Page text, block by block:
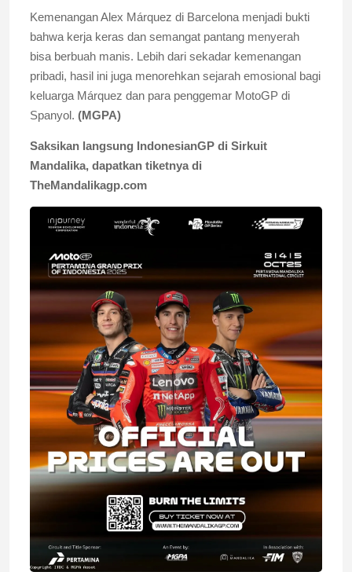
Kemenangan Alex Márquez di Barcelona menjadi bukti
bahwa kerja keras dan semangat pantang menyerah
bisa berbuah manis. Lebih dari sekadar kemenangan
pribadi, hasil ini juga menorehkan sejarah emosional bagi
keluarga Márquez dan para penggemar MotoGP di
Spanyol. (MGPA)
Saksikan langsung IndonesianGP di Sirkuit
Mandalika, dapatkan tiketnya di
TheMandalikagp.com